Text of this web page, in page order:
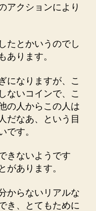
アクションにより
たとかいうのでし
あります。
になりますが、こ
ないコインで、こ
の人からこの人は
だなあ、という目
です。
きないようです
があります。
からないリアルな
き、とてもために